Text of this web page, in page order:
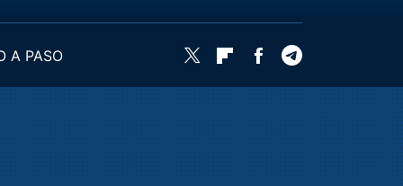
A PASO
Twitter FlipboardFacebook